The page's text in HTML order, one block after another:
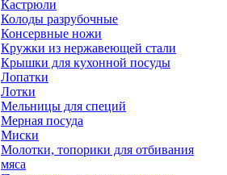
Кастрюли
Колоды разрубочные
Консервные ножи
Кружки из нержавеющей стали
Крышки для кухонной посуды
Лопатки
Лотки
Мельницы для специй
Мерная посуда
Миски
Молотки, топорики для отбивания
мяса